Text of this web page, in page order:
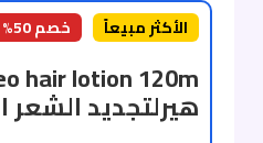
الأكثر مبيعاً خصم 50%
هيرلتجديد الشعر